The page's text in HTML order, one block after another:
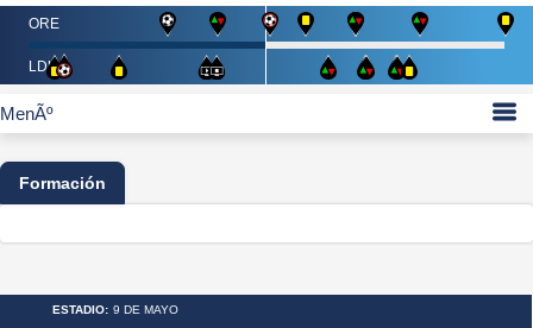
ORE
LDU
Formación
ESTADIO: 9 DE MAYO